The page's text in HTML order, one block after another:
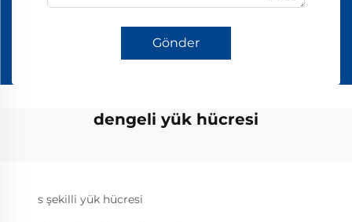
Gönder
dengeli yük hücresi
s şekilli yük hücresi